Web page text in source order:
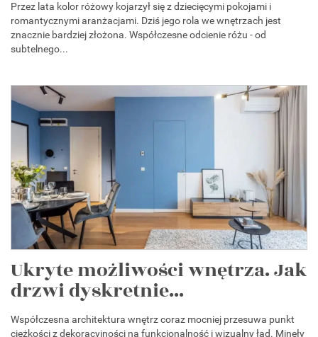
Przez lata kolor różowy kojarzył się z dziecięcymi pokojami i
romantycznymi aranżacjami. Dziś jego rola we wnętrzach jest
znacznie bardziej złożona. Współczesne odcienie różu - od
subtelnego...
Ukryte możliwości wnętrza. Jak
drzwi dyskretnie...
Współczesna architektura wnętrz coraz mocniej przesuwa punkt
ciężkości z dekoracyjności na funkcjonalność i wizualny ład. Minęły